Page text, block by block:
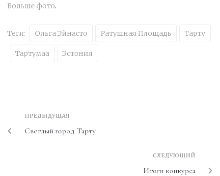
Больше фото.
Теги: Ольга Эйнасто Ратушная Площадь Тарту
Тартумаа Эстония
ПРЕДЫДУЩАЯ
Светлый город Тарту
СЛЕДУЮЩИЙ
Итоги конкурса